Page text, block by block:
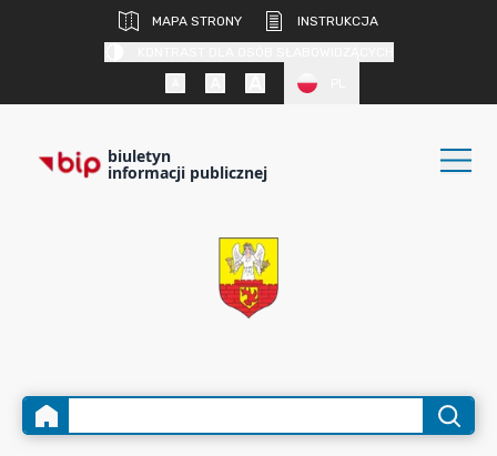
MAPA STRONY
INSTRUKCJA
biuletyn
informacji publicznej